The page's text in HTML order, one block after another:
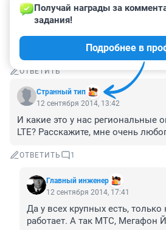
министры они такие в одном
взаимоисключающие вещи
и что теперь и дисковые
выдумки типа lte поддерживать?
ОТВЕТИТЬ
Странный тип
Получай награды за
задания!
Подробнее в
12 сентября 2014, 13:42
И какие это у нас региональные
LTE? Расскажите, мне очень
ОТВЕТИТЬ 1
Главный инженер
12 сентября 2014, 17:41
Да у всех крупных есть, только
работает. А так МТС, Мегафон